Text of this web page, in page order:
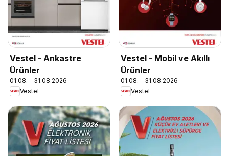
Vestel - Ankastre
Ürünler
01.08. - 31.08.2026
Vestel
Vestel - Mobil ve Akıllı
Ürünler
01.08. - 31.08.2026
Vestel